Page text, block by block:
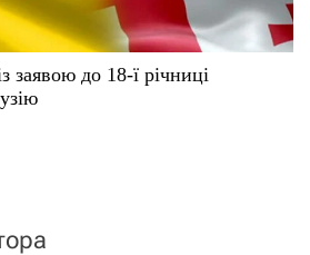
заявою до 18-ї річниці